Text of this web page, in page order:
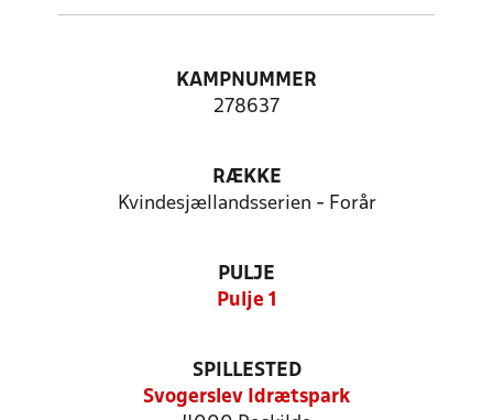
KAMPNUMMER
278637
RÆKKE
Kvindesjællandsserien - Forår
PULJE
Pulje 1
SPILLESTED
Svogerslev Idrætspark